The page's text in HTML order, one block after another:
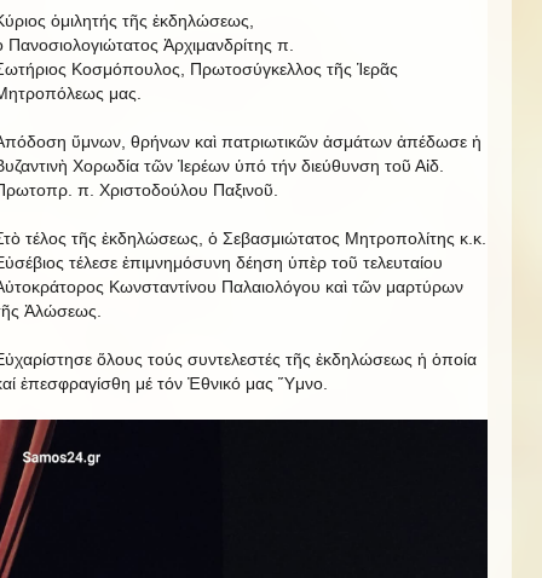
ὁμιλητής τῆς ἐκδηλώσεως,
Πανοσιολογιώτατος Ἀρχιμανδρίτης π.
Κοσμόπουλος, Πρωτοσύγκελλος τῆς Ἱερᾶς
μας.
ὕμνων, θρήνων καὶ πατριωτικῶν ἀσμάτων ἀπέδωσε ἡ
Χορωδία τῶν Ἱερέων ὑπό τήν διεύθυνση τοῦ Αἰδ.
π. Χριστοδούλου Παξινοῦ.
τέλος τῆς ἐκδηλώσεως, ὁ Σεβασμιώτατος Μητροπολίτης κ.κ.
τέλεσε ἐπιμνημόσυνη δέηση ὑπὲρ τοῦ τελευταίου
Κωνσταντίνου Παλαιολόγου καὶ τῶν μαρτύρων
Ἀλώσεως.
ὅλους τούς συντελεστές τῆς ἐκδηλώσεως ἡ ὁποία
ἐπεσφραγίσθη μέ τόν Ἐθνικό μας Ὕμνο.